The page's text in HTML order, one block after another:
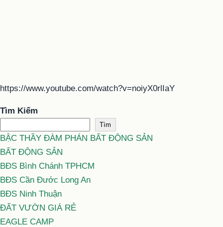
https://www.youtube.com/watch?v=noiyX0rlIaY
Tìm Kiếm
Tìm
BẬC THẦY ĐÀM PHÁN BẤT ĐỘNG SẢN
BẤT ĐỘNG SẢN
BĐS Bình Chánh TPHCM
BĐS Cần Đước Long An
BĐS Ninh Thuận
ĐẤT VƯỜN GIÁ RẺ
EAGLE CAMP